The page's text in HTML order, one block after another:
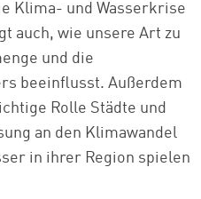
Klima- und Wasserkrise
auch, wie unsere Art zu
und die
beeinflusst. Außerdem
Rolle Städte und
an den Klimawandel
in ihrer Region spielen